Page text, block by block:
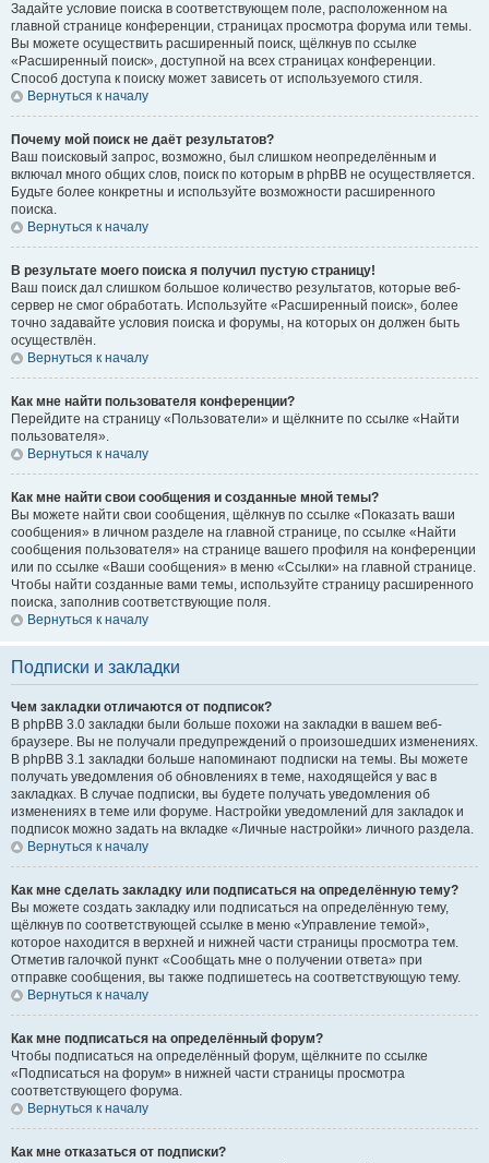
Задайте условие поиска в соответствующем поле, расположенном на
главной странице конференции, страницах просмотра форума или темы.
Вы можете осуществить расширенный поиск, щёлкнув по ссылке
«Расширенный поиск», доступной на всех страницах конференции.
Способ доступа к поиску может зависеть от используемого стиля.
Вернуться к началу
Почему мой поиск не даёт результатов?
Ваш поисковый запрос, возможно, был слишком неопределённым и
включал много общих слов, поиск по которым в phpBB не осуществляется.
Будьте более конкретны и используйте возможности расширенного
поиска.
Вернуться к началу
В результате моего поиска я получил пустую страницу!
Ваш поиск дал слишком большое количество результатов, которые веб-
сервер не смог обработать. Используйте «Расширенный поиск», более
точно задавайте условия поиска и форумы, на которых он должен быть
осуществлён.
Вернуться к началу
Как мне найти пользователя конференции?
Перейдите на страницу «Пользователи» и щёлкните по ссылке «Найти
пользователя».
Вернуться к началу
Как мне найти свои сообщения и созданные мной темы?
Вы можете найти свои сообщения, щёлкнув по ссылке «Показать ваши
сообщения» в личном разделе на главной странице, по ссылке «Найти
сообщения пользователя» на странице вашего профиля на конференции
или по ссылке «Ваши сообщения» в меню «Ссылки» на главной странице.
Чтобы найти созданные вами темы, используйте страницу расширенного
поиска, заполнив соответствующие поля.
Вернуться к началу
Подписки и закладки
Чем закладки отличаются от подписок?
В phpBB 3.0 закладки были больше похожи на закладки в вашем веб-
браузере. Вы не получали предупреждений о произошедших изменениях.
В phpBB 3.1 закладки больше напоминают подписки на темы. Вы можете
получать уведомления об обновлениях в теме, находящейся у вас в
закладках. В случае подписки, вы будете получать уведомления об
изменениях в теме или форуме. Настройки уведомлений для закладок и
подписок можно задать на вкладке «Личные настройки» личного раздела.
Вернуться к началу
Как мне сделать закладку или подписаться на определённую тему?
Вы можете создать закладку или подписаться на определённую тему,
щёлкнув по соответствующей ссылке в меню «Управление темой»,
которое находится в верхней и нижней части страницы просмотра тем.
Отметив галочкой пункт «Сообщать мне о получении ответа» при
отправке сообщения, вы также подпишетесь на соответствующую тему.
Вернуться к началу
Как мне подписаться на определённый форум?
Чтобы подписаться на определённый форум, щёлкните по ссылке
«Подписаться на форум» в нижней части страницы просмотра
соответствующего форума.
Вернуться к началу
Как мне отказаться от подписки?